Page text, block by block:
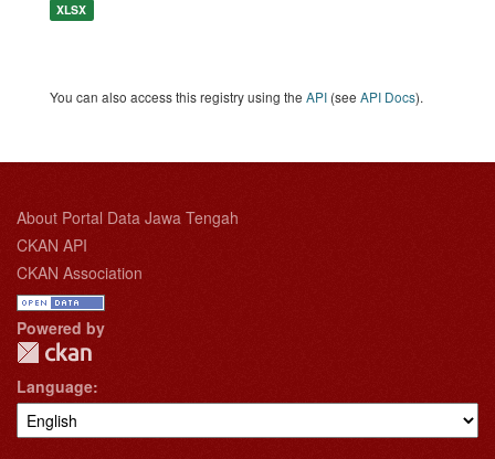
XLSX
You can also access this registry using the API (see API Docs).
About Portal Data Jawa Tengah
CKAN API
CKAN Association
Powered by
Language